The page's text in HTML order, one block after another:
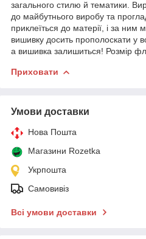
загального стилю й тематики.
до майбутнього виробу та
приклеїться до матерії, і за
вишивку досить прополоскати у
а вишивка залишиться! Розмір
Приховати
Умови доставки
Нова Пошта
Магазини Rozetka
Укрпошта
Самовивіз
Всі умови доставки